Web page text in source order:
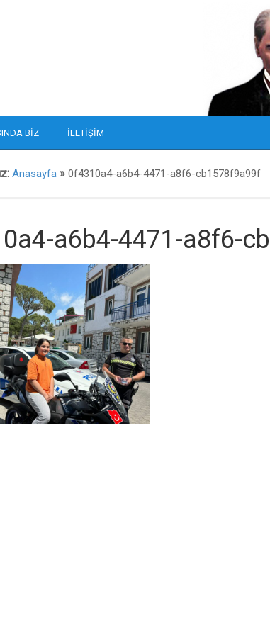
BIZ İLETIŞIM
Anasayfa » 0f4310a4-a6b4-4471-a8f6-cb1578f9a99f
a6b4-4471-a8f6-